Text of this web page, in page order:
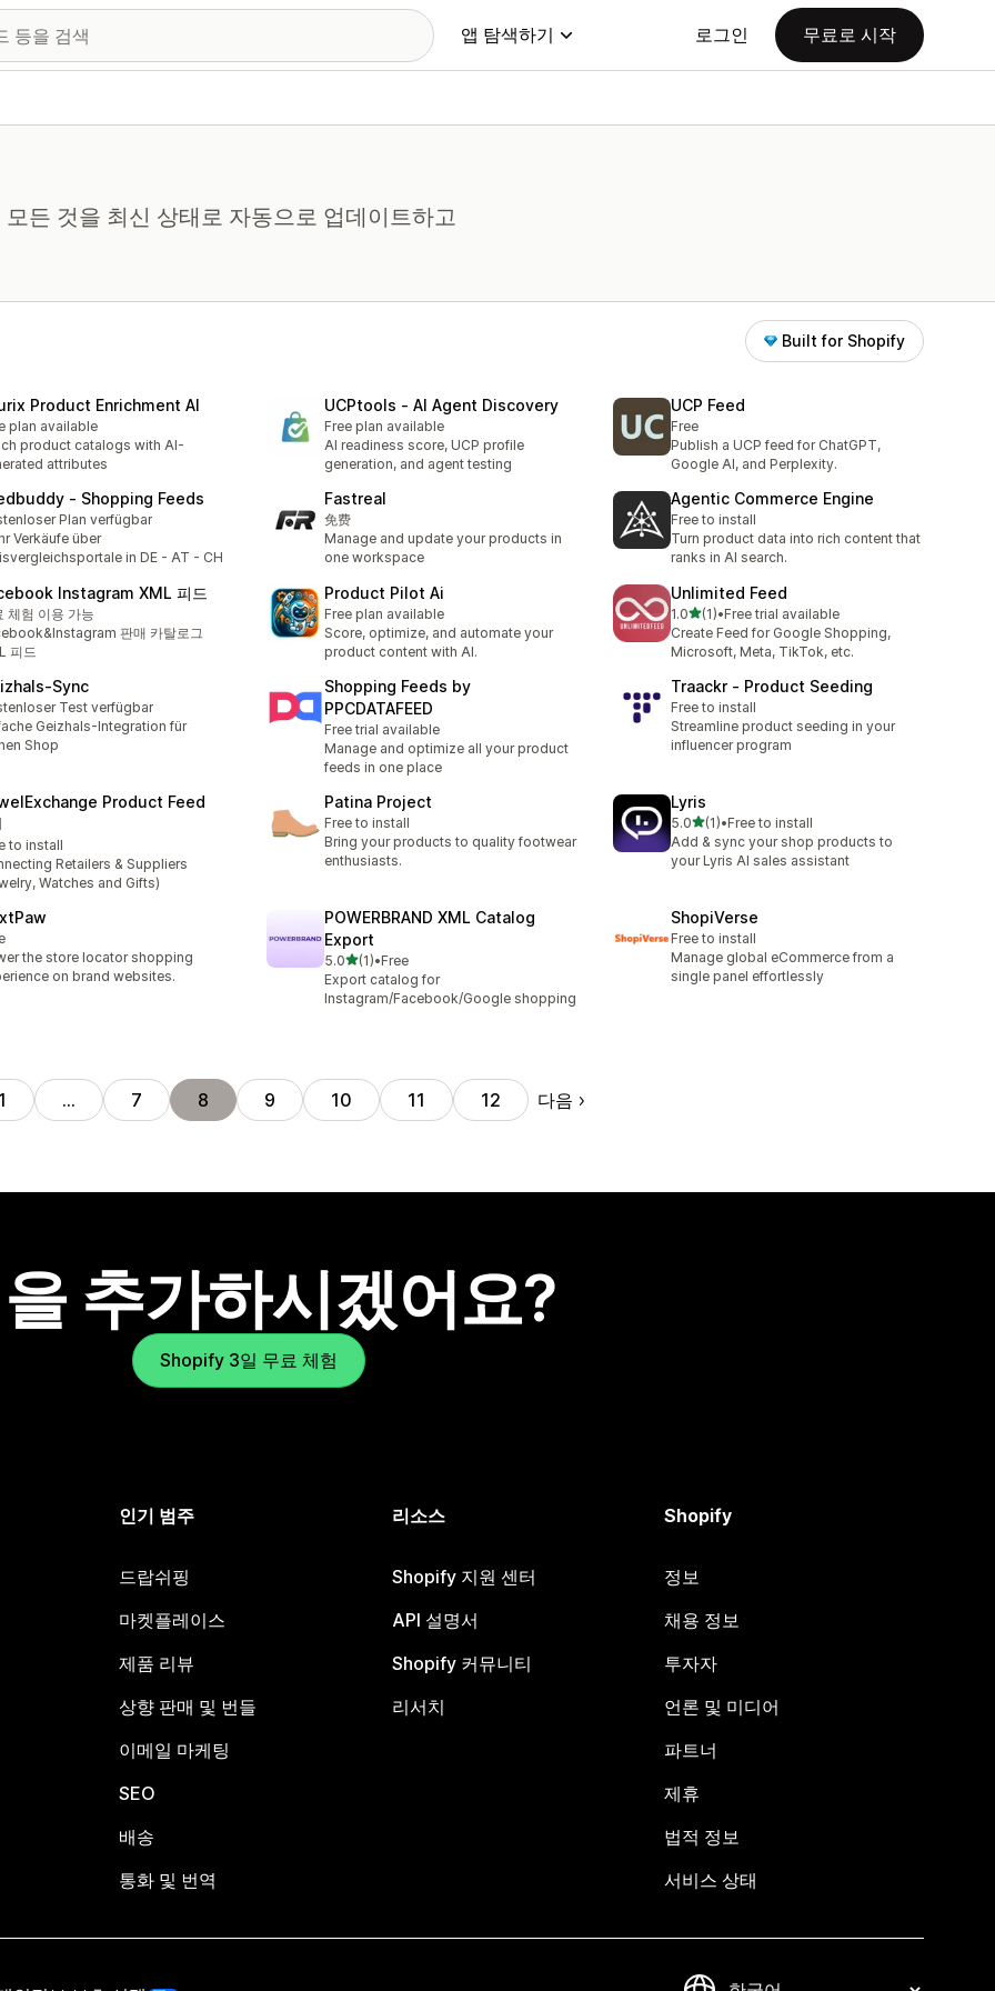
앱 탐색하기 로그인 무료로 시작
든 것을 최신 상태로 자동으로 업데이트하고
Built for Shopify
Product Enrichment AI
plan available
product catalogs with AI-
attributes
UCPtools ‑ AI Agent Discovery
Free plan available
AI readiness score, UCP profile
generation, and agent testing
UCP Feed
Free
Publish a UCP feed for ChatGPT,
Google AI, and Perplexity.
‑ Shopping Feeds
Plan verfügbar
Verkäufe über
in DE - AT - CH
Fastreal
免费
Manage and update your products in
one workspace
Agentic Commerce Engine
Free to install
Turn product data into rich content that
ranks in AI search.
Instagram XML 피드
체험 이용 가능
판매 카탈로그
피드
Product Pilot Ai
Free plan available
Score, optimize, and automate your
product content with AI.
Unlimited Feed
1.0별 5개 중
(1)
총 리뷰 1개
•Free trial available
Create Feed for Google Shopping,
Microsoft, Meta, TikTok, etc.
Test verfügbar
Geizhals-Integration für
Shop
Shopping Feeds by
PPCDATAFEED
Free trial available
Manage and optimize all your product
feeds in one place
Traackr ‑ Product Seeding
Free to install
Streamline product seeding in your
influencer program
Product Feed
to install
Retailers & Suppliers
Watches and Gifts)
Patina Project
Free to install
Bring your products to quality footwear
enthusiasts.
Lyris
5.0별 5개 중
(1)
총 리뷰 1개
•Free to install
Add & sync your shop products to
your Lyris AI sales assistant
the store locator shopping
on brand websites.
POWERBRAND XML Catalog
Export
5.0별 5개 중
(1)
총 리뷰 1개
•Free
Export catalog for
Instagram/Facebook/Google shopping
ShopiVerse
Free to install
Manage global eCommerce from a
single panel effortlessly
… 7 8 9 10 11 12 다음
추가하시겠어요?
Shopify 3일 무료 체험
인기 범주
드랍쉬핑
마켓플레이스
제품 리뷰
상향 판매 및 번들
이메일 마케팅
SEO
배송
통화 및 번역
리소스
Shopify 지원 센터
API 설명서
Shopify 커뮤니티
리서치
Shopify
정보
채용 정보
투자자
언론 및 미디어
파트너
제휴
법적 정보
서비스 상태